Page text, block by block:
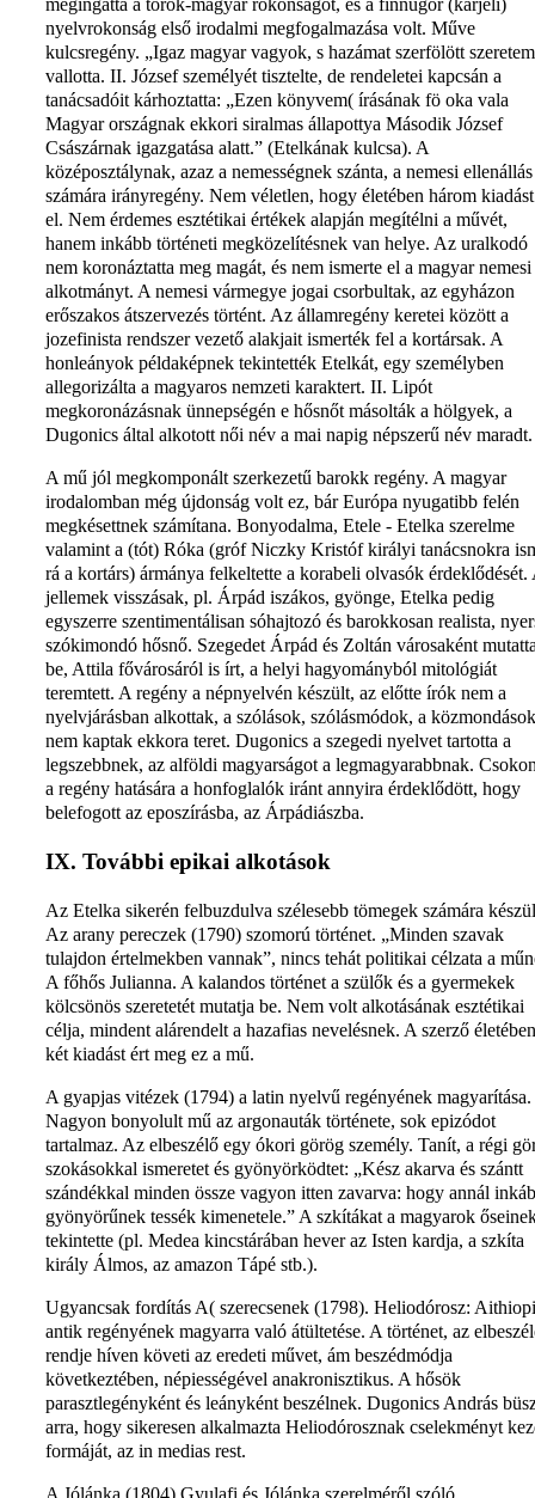
megingatta a török-magyar rokonságot, és a finnugor (karjeli)
nyelvrokonság első irodalmi megfogalmazása volt. Műve
kulcsregény. „Igaz magyar vagyok, s hazámat szerfölött
vallotta. II. József személyét tisztelte, de rendeletei kapcsán a
tanácsadóit kárhoztatta: „Ezen könyvem( írásának fö oka vala
Magyar országnak ekkori siralmas állapottya Második József
Császárnak igazgatása alatt.” (Etelkának kulcsa). A
középosztálynak, azaz a nemességnek szánta, a nemesi ellenállás
számára irányregény. Nem véletlen, hogy életében három
el. Nem érdemes esztétikai értékek alapján megítélni a művét,
hanem inkább történeti megközelítésnek van helye. Az uralkodó
nem koronáztatta meg magát, és nem ismerte el a magyar nemesi
alkotmányt. A nemesi vármegye jogai csorbultak, az egyházon
erőszakos átszervezés történt. Az államregény keretei között a
jozefinista rendszer vezető alakjait ismerték fel a kortársak. A
honleányok példaképnek tekintették Etelkát, egy személyben
allegorizálta a magyaros nemzeti karaktert. II. Lipót
megkoronázásnak ünnepségén e hősnőt másolták a hölgyek, a
Dugonics által alkotott női név a mai napig népszerű név maradt.
A mű jól megkomponált szerkezetű barokk regény. A magyar
irodalomban még újdonság volt ez, bár Európa nyugatibb felén
megkésettnek számítana. Bonyodalma, Etele - Etelka szerelme
valamint a (tót) Róka (gróf Niczky Kristóf királyi tanácsnokra
rá a kortárs) ármánya felkeltette a korabeli olvasók érdeklődését.
jellemek visszásak, pl. Árpád iszákos, gyönge, Etelka pedig
egyszerre szentimentálisan sóhajtozó és barokkosan realista,
szókimondó hősnő. Szegedet Árpád és Zoltán városaként
be, Attila fővárosáról is írt, a helyi hagyományból mitológiát
teremtett. A regény a népnyelvén készült, az előtte írók nem a
nyelvjárásban alkottak, a szólások, szólásmódok, a közmondások
nem kaptak ekkora teret. Dugonics a szegedi nyelvet tartotta a
legszebbnek, az alföldi magyarságot a legmagyarabbnak.
a regény hatására a honfoglalók iránt annyira érdeklődött, hogy
belefogott az eposzírásba, az Árpádiászba.
IX. További epikai alkotások
Az Etelka sikerén felbuzdulva szélesebb tömegek számára
Az arany pereczek (1790) szomorú történet. „Minden szavak
tulajdon értelmekben vannak”, nincs tehát politikai célzata a
A főhős Julianna. A kalandos történet a szülők és a gyermekek
kölcsönös szeretetét mutatja be. Nem volt alkotásának esztétikai
célja, mindent alárendelt a hazafias nevelésnek. A szerző életében
két kiadást ért meg ez a mű.
A gyapjas vitézek (1794) a latin nyelvű regényének magyarítása.
Nagyon bonyolult mű az argonauták története, sok epizódot
tartalmaz. Az elbeszélő egy ókori görög személy. Tanít, a régi
szokásokkal ismeretet és gyönyörködtet: „Kész akarva és szántt
szándékkal minden össze vagyon itten zavarva: hogy annál
gyönyörűnek tessék kimenetele.” A szkítákat a magyarok
tekintette (pl. Medea kincstárában hever az Isten kardja, a szkíta
király Álmos, az amazon Tápé stb.).
Ugyancsak fordítás A( szerecsenek (1798). Heliodórosz:
antik regényének magyarra való átültetése. A történet, az
rendje híven követi az eredeti művet, ám beszédmódja
következtében, népiességével anakronisztikus. A hősök
parasztlegényként és leányként beszélnek. Dugonics András
arra, hogy sikeresen alkalmazta Heliodórosznak cselekményt
formáját, az in medias rest.
A Jólánka (1804) Gyulafi és Jólánka szerelméről szóló